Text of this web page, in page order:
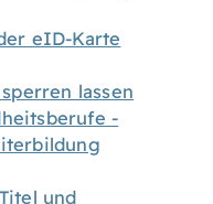
eID-Karte
lassen
-
und